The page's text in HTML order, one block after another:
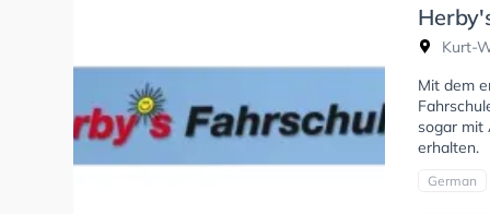
Kurt-
Kurt-
Mit dem
sogar mit
erhalten.
German